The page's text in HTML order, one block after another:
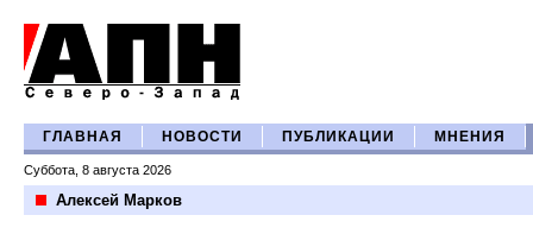
ГЛАВНАЯ НОВОСТИ ПУБЛИКАЦИИ МНЕНИЯ
Суббота, 8 августа 2026
Алексей Марков